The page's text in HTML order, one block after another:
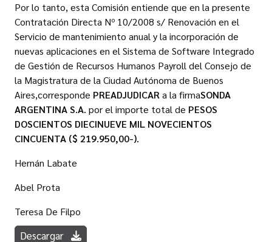
Por lo tanto, esta Comisión entiende que en la presente
Contratación Directa Nº 10/2008 s/ Renovación en el
Servicio de mantenimiento anual y la incorporación de
nuevas aplicaciones en el Sistema de Software Integrado
de Gestión de Recursos Humanos Payroll del Consejo de
la Magistratura de la Ciudad Autónoma de Buenos
Aires,corresponde PREADJUDICAR a la firmaSONDA
ARGENTINA S.A. por el importe total de PESOS
DOSCIENTOS DIECINUEVE MIL NOVECIENTOS
CINCUENTA ($ 219.950,00-).
Hernán Labate
Abel Prota
Teresa De Filpo
Descargar